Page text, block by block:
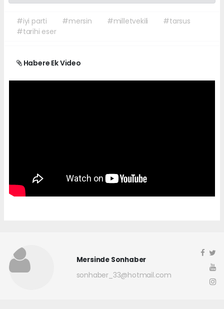
#iyi parti #mersin #milletvekili
#tarsus
#tarihi eser
Habere Ek Video
Mersinde Sonhaber
sonhaber_33@hotmail.com